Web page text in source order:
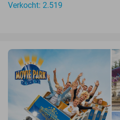
Verkocht: 2.519